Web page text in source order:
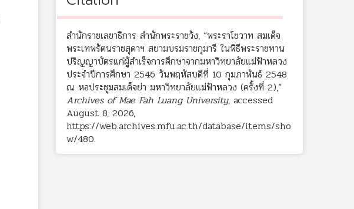
สำนักราชเลขาธิการ สำนักพระราชวัง, “พระราโชวาท สมเด็จ
พระเทพรัตนราชสุดาฯ สยามบรมราชกุมารี ในพิธีพระราชทาน
ปริญญาบัตรแก่ผู้สำเร็จการศึกษาจากมหาวิทยาลัยแม่ฟ้าหลวง
ประจำปีการศึกษา 2546 วันพฤหัสบดีที่ 10 กุมภาพันธ์ 2548
ณ หอประชุมสมเด็จย่า มหาวิทยาลัยแม่ฟ้าหลวง (ครั้งที่ 2),”
Archives of Mae Fah Luang University, accessed
August 8, 2026,
https://web.archives.mfu.ac.th/database/items/sho
w/480.